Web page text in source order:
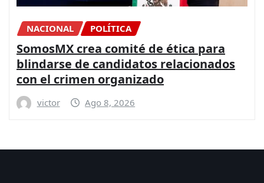
CONGRESO DIPUTADOS
La Paz es posible con más presupuesto
para seguridad y coordinación entre
los gobiernos: PRI
victor Ago 8, 2026